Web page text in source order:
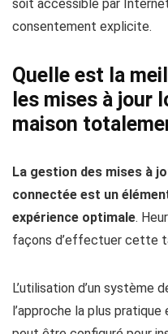
soit accessible par
consentement explicite.
Quelle est la
les mises à jour
maison
La gestion des mises à
connectée est un
expérience optimale.
façons d’effectuer cette
L’utilisation d’un
l’approche la plus